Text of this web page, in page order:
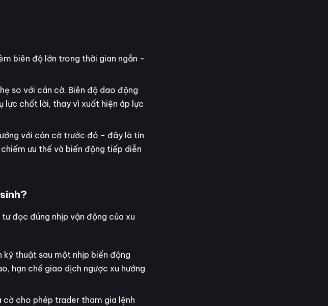
biên độ lớn trong thời gian ngắn -
so với cán cờ. Biên độ dao động
lực chốt lời, thay vì xuất hiện áp lực
với cán cờ trước đó - đây là tín
ưu thế và biến động tiếp diễn
đọc đúng nhịp vận động của xu
thuật sau một nhịp biến động
hạn chế giao dịch ngược xu hướng
cờ cho phép trader tham gia lệnh